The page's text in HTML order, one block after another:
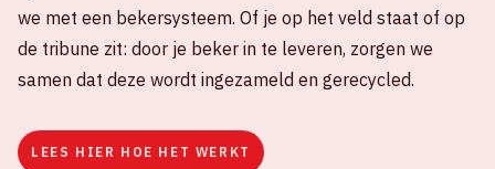
we met een bekersysteem. Of je op het veld staat of op
de tribune zit: door je beker in te leveren, zorgen we
samen dat deze wordt ingezameld en gerecycled.
LEES HIER HOE HET WERKT